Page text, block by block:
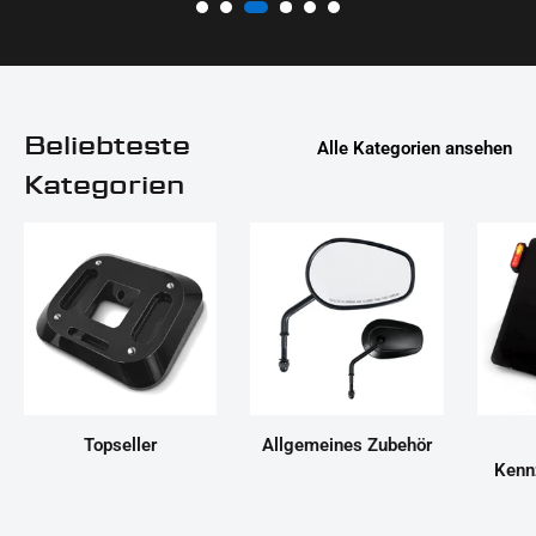
Beliebteste
Kategorien
Alle Kategorien ansehen
Topseller
Allgemeines Zubehör